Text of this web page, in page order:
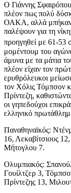
Ο Γιάννης
πλέον πως πολύ
ΟΑΚΑ, αλλά μπήκαν
παλέψουν για τη
προηγηθεί με 61-53
μομέντουμ του
άμυνα με τα μάτια
πλέον είχαν τον
ερυθρόλευκοι
τον Χόλις Τόμπσον
Πρίντεζη,
οι γηπεδούχοι
ελληνικό
Παναθηναϊκός:
16, Λεκαβίτσιους
Μήτογλου 7.
Ολυμπιακός:
Γουίλτζερ 3,
Πρίντεζης 13,